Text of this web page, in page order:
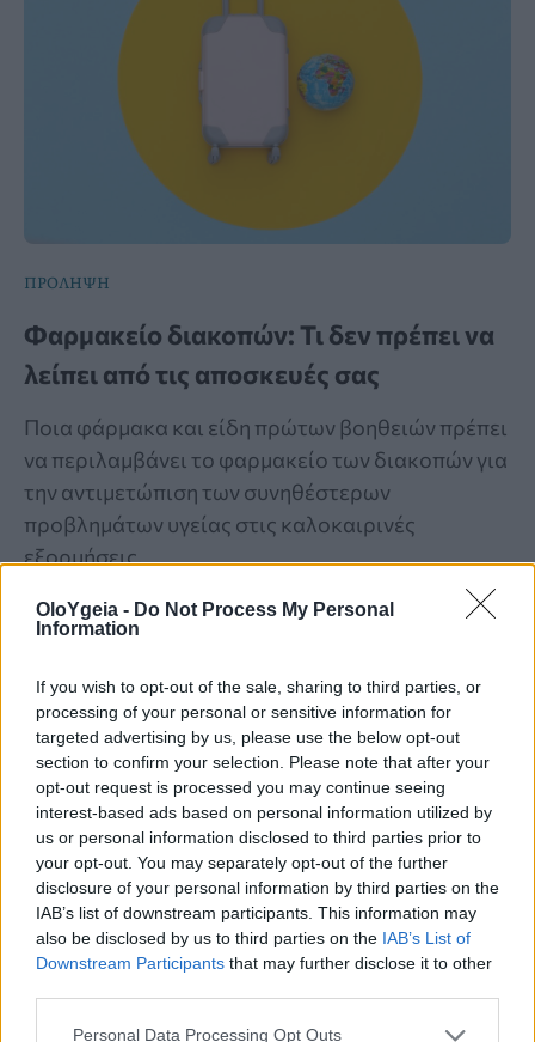
OloYgeia - Do Not Process My Personal
Information
If you wish to opt-out of the sale, sharing to third parties, or
processing of your personal or sensitive information for
targeted advertising by us, please use the below opt-out
section to confirm your selection. Please note that after your
opt-out request is processed you may continue seeing
interest-based ads based on personal information utilized by
us or personal information disclosed to third parties prior to
your opt-out. You may separately opt-out of the further
disclosure of your personal information by third parties on the
IAB’s list of downstream participants. This information may
also be disclosed by us to third parties on the IAB’s List of
Downstream Participants that may further disclose it to other
Personal Data Processing Opt Outs
ΠΡΟΛΗΨΗ
Φαρμακείο διακοπών: Τι δεν πρέπει να
λείπει από τις αποσκευές σας
Ποια φάρμακα και είδη πρώτων βοηθειών πρέπει
να περιλαμβάνει το φαρμακείο των διακοπών για
την αντιμετώπιση των συνηθέστερων
προβλημάτων υγείας στις καλοκαιρινές
εξορμήσεις.